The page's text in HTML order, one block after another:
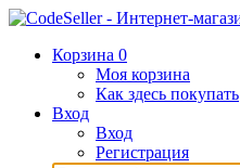
Корзина 0
Моя корзина
Как здесь покупать
Вход
Вход
Регистрация